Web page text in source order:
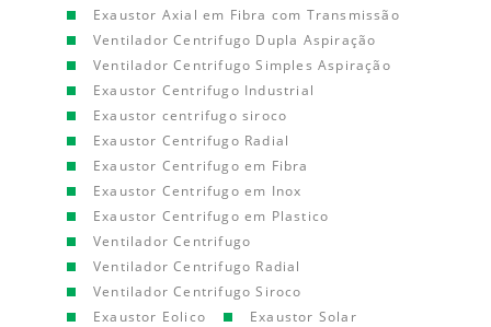
Exaustor Axial em Fibra com Transmissão
Ventilador Centrifugo Dupla Aspiração
Ventilador Centrifugo Simples Aspiração
Exaustor Centrifugo Industrial
Exaustor centrifugo siroco
Exaustor Centrifugo Radial
Exaustor Centrifugo em Fibra
Exaustor Centrifugo em Inox
Exaustor Centrifugo em Plastico
Ventilador Centrifugo
Ventilador Centrifugo Radial
Ventilador Centrifugo Siroco
Exaustor Eolico
Exaustor Solar